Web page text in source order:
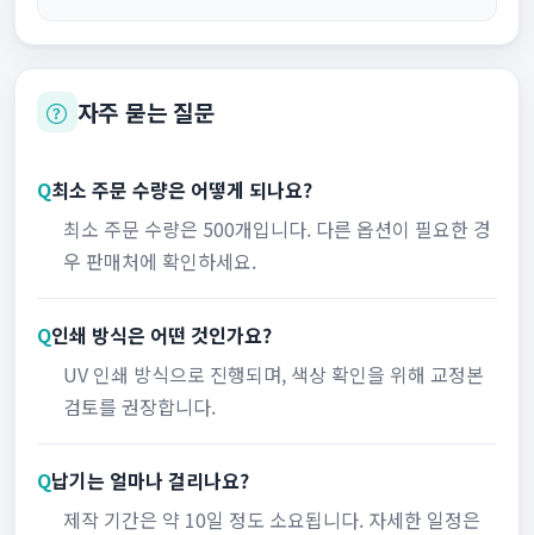
자주 묻는 질문
Q최소 주문 수량은 어떻게 되나요?
최소 주문 수량은 500개입니다. 다른 옵션이 필요한 경
우 판매처에 확인하세요.
Q인쇄 방식은 어떤 것인가요?
UV 인쇄 방식으로 진행되며, 색상 확인을 위해 교정본
검토를 권장합니다.
Q납기는 얼마나 걸리나요?
제작 기간은 약 10일 정도 소요됩니다. 자세한 일정은